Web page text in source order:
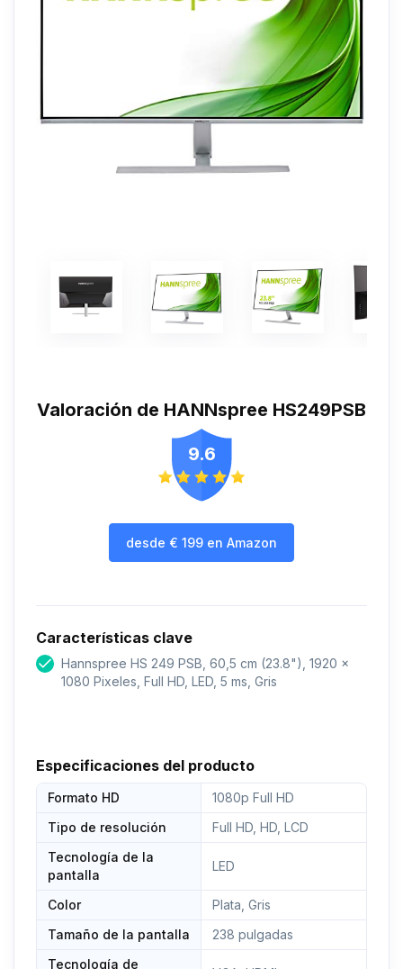
Valoración de HANNspree HS249PSB
9.6
desde € 199 en Amazon
Características clave
Hannspree HS 249 PSB, 60,5 cm (23.8"), 1920 x
1080 Pixeles, Full HD, LED, 5 ms, Gris
Especificaciones del producto
Formato HD
1080p Full HD
Tipo de resolución
Full HD, HD, LCD
Tecnología de la
pantalla
LED
Color
Plata, Gris
Tamaño de la pantalla
238 pulgadas
Tecnología de